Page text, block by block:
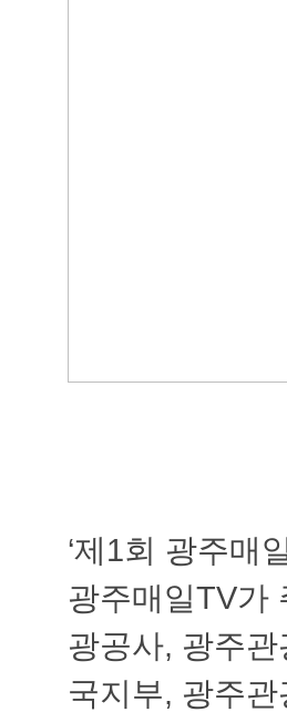
‘제1회광주매
광주매일TV
광공사,광주
국지부,광주